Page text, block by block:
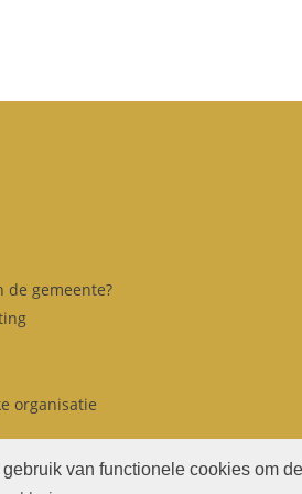
van functionele cookies om
de gemeente?
organisatie